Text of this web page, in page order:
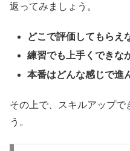
返ってみましょう。
どこで評価してもらえ
練習でも上手くできな
本番はどんな感じで進
その上で、スキルアップで
う。